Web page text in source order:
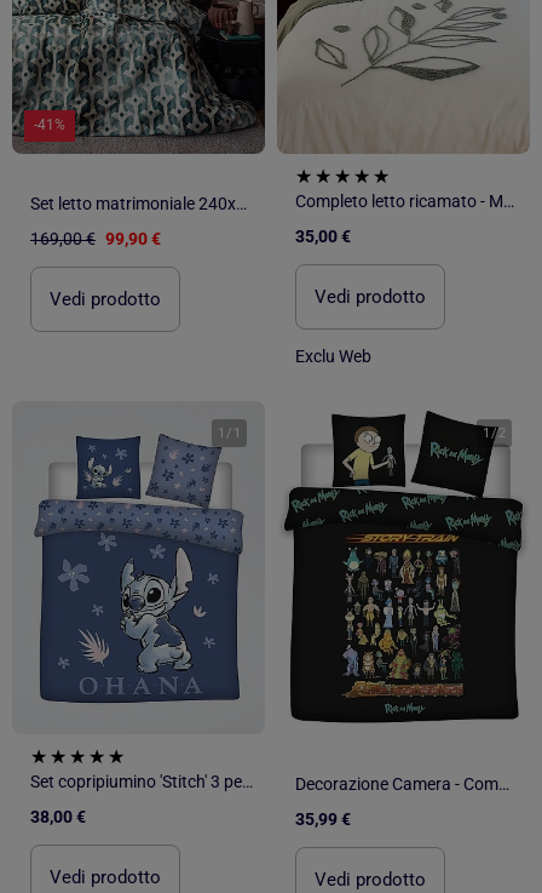
-41%
Set letto matrimoniale 240x220 cm+2 federe 63x63 cm in raso di cotone
169,00 € 99,90 €
Vedi prodotto
Completo letto ricamato - Matrimoniale
35,00 €
Vedi prodotto
Exclu Web
1 / 1
Set copripiumino 'Stitch' 3 pezzi: 1 sacco copripiumino matrimoniale + 2 federe
38,00 €
Vedi prodotto
1 /2
Decorazione Camera - Completo Letto Matrimoniale in Cotone Rick e Morty - Copripiumino 240x220 cm
35,99 €
Vedi prodotto